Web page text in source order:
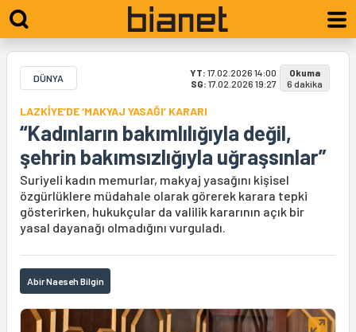
DÜNYA YT: 17.02.2026 14:00
SG: 17.02.2026 19:27
Okuma
6 dakika
LAZKİYE’DE ‘MAKYAJ YASAĞI’ KARARI
“Kadınların bakımlılığıyla değil,
şehrin bakımsızlığıyla uğraşsınlar”
Suriyeli kadın memurlar, makyaj yasağını kişisel
özgürlüklere müdahale olarak görerek karara tepki
gösterirken, hukukçular da valilik kararının açık bir
yasal dayanağı olmadığını vurguladı.
Abir Naeseh Bilgin